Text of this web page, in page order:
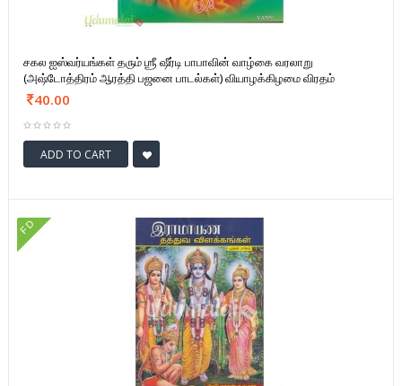
சகல ஐஸ்வர்யங்கள் தரும் ஶ்ரீ ஷீர்டி பாபாவின் வாழ்கை வரலாறு
(அஷ்டோத்திரம் ஆரத்தி பஜனை பாடல்கள்) வியாழக்கிழமை விரதம்
40.00
ADD TO CART
FD